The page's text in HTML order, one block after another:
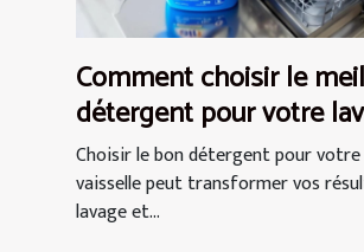
Comment choisir le
détergent pour votre
vaisselle ?
Choisir le bon détergent pour votre
vaisselle peut transformer vos
lavage et...